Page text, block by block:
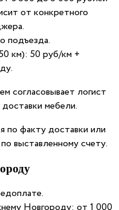
от конкретного
подъезда.
км): 50 руб/км +
согласовывает логист
мебели.
по факту доставки или
выставленному счету.